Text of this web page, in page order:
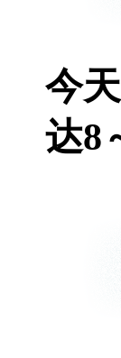
今
达8